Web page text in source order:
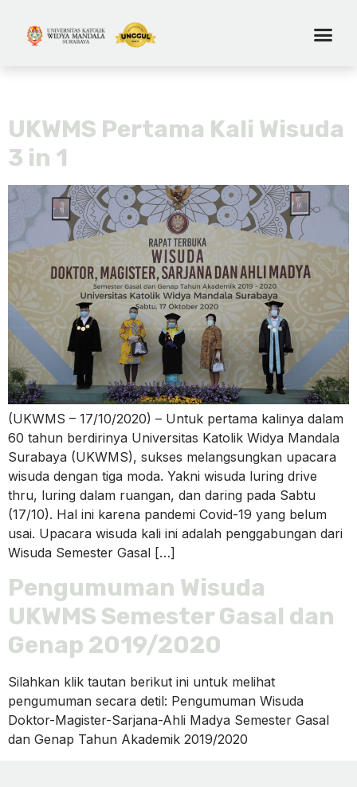
UKWMS Pertama Kali Wisuda
3 in 1
(UKWMS – 17/10/2020) – Untuk pertama kalinya dalam
60 tahun berdirinya Universitas Katolik Widya Mandala
Surabaya (UKWMS), sukses melangsungkan upacara
wisuda dengan tiga moda. Yakni wisuda luring drive
thru, luring dalam ruangan, dan daring pada Sabtu
(17/10). Hal ini karena pandemi Covid-19 yang belum
usai. Upacara wisuda kali ini adalah penggabungan dari
Wisuda Semester Gasal […]
Pengumuman Wisuda
UKWMS Semester Gasal dan
Genap 2019/2020
Silahkan klik tautan berikut ini untuk melihat
pengumuman secara detil: Pengumuman Wisuda
Doktor-Magister-Sarjana-Ahli Madya Semester Gasal
dan Genap Tahun Akademik 2019/2020